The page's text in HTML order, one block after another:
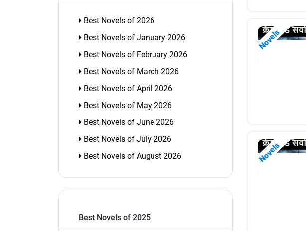
Best Novels of 2026
Best Novels of January 2026
Best Novels of February 2026
Best Novels of March 2026
Best Novels of April 2026
Best Novels of May 2026
Best Novels of June 2026
Best Novels of July 2026
Best Novels of August 2026
Best Novels of 2025
Novels
Novels